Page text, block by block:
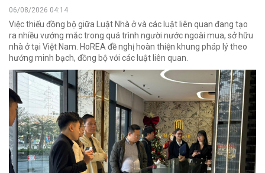
06/08/2026 04:14
Việc thiếu đồng bộ giữa Luật Nhà ở và các luật liên quan đang tạo
ra nhiều vướng mắc trong quá trình người nước ngoài mua, sở hữu
nhà ở tại Việt Nam. HoREA đề nghị hoàn thiện khung pháp lý theo
hướng minh bạch, đồng bộ với các luật liên quan.